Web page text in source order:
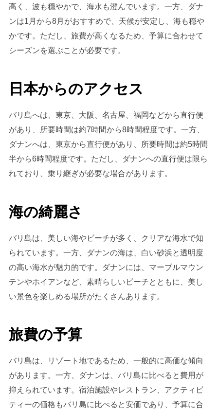
高く、波も穏やかで、海水も澄んでいます。一方、ダナ
ンは1月から8月がおすすめで、天候が安定し、海も穏や
かです。ただし、旅費が高くなるため、予算に合わせて
シーズンを選ぶことが必要です。
日本からのアクセス
バリ島へは、東京、大阪、名古屋、福岡などから直行便
があり、所要時間は約7時間から8時間程度です。一方、
ダナンへは、東京から直行便があり、所要時間は約5時間
半から6時間程度です。ただし、ダナンへの直行便は限ら
れており、乗り継ぎが必要な場合があります。
海の綺麗さ
バリ島は、美しい海やビーチが多く、クリアな海水で知
られています。一方、ダナンの海は、白い砂浜と透明度
の高い海水が魅力的です。ダナンには、マーブルマウン
テンやホイアンなど、素晴らしいビーチとともに、美し
い景色を楽しめる場所がたくさんあります。
旅費の予算
バリ島は、リゾート地であるため、一般的に高価な傾向
があります。一方、ダナンは、バリ島に比べると費用が
抑えられています。宿泊施設やレストラン、アクティビ
ティーの価格もバリ島に比べると安価であり、予算に合